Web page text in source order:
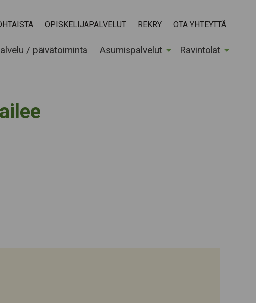
OPISKELIJAPALVELUT REKRY OTA YHTEYTTÄ
/ päivätoiminta Asumispalvelut Ravintolat